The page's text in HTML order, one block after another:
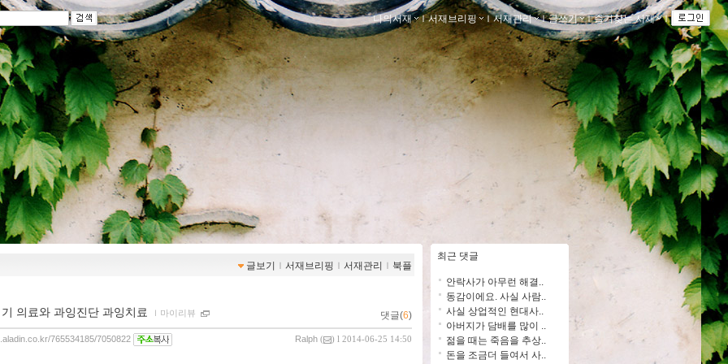
나의서재 ｌ서재브리핑 ｌ서재관리 ｌ글쓰기 ｌ즐겨찾는 서재 ｌ
글보기 ｌ 서재브리핑 ｌ 서재관리 ｌ 북플
의료와 과잉진단 과잉치료 ｌ 마이리뷰 댓글(6)
Ralph ( ) l 2014-06-25 14:50
765534185/7050822
최근 댓글
안락사가 아무런 해결..
동감이에요. 사실 사람..
사실 상업적인 현대사..
아버지가 담배를 많이 ..
젊을 때는 죽음을 추상..
돈을 조금더 들여서 사..